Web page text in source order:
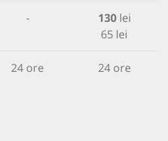
- 130lei
65 lei
24 ore 24 ore